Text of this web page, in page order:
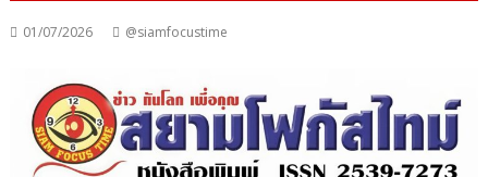
01/07/2026 @siamfocustime